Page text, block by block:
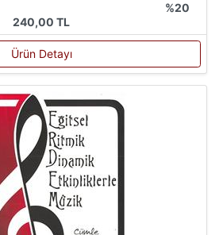
%20
240,00 TL
Ürün Detayı